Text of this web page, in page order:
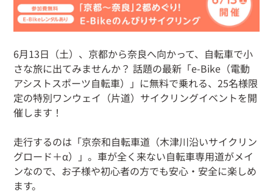
6月13日（土）、京都から奈良へ向かって、自転車で小
さな旅に出てみませんか？ 話題の最新「e-Bike（電動
アシストスポーツ自転車）」に無料で乗れる、25名様限
定の特別ワンウェイ（片道）サイクリングイベントを開
催します！
走行するのは「京奈和自転車道（木津川沿いサイクリン
グロード＋α）」。車が全く来ない自転車専用道がメイ
ンなので、お子様や初心者の方でも安心・安全に楽しめ
ます。